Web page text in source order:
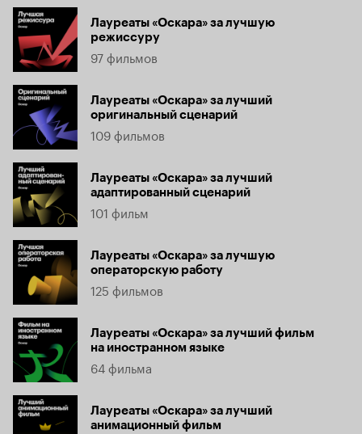
Лауреаты «Оскара» за лучшую
режиссуру
97 фильмов
Лауреаты «Оскара» за лучший
оригинальный сценарий
109 фильмов
Лауреаты «Оскара» за лучший
адаптированный сценарий
101 фильм
Лауреаты «Оскара» за лучшую
операторскую работу
125 фильмов
Лауреаты «Оскара» за лучший фильм
на иностранном языке
64 фильма
Лауреаты «Оскара» за лучший
анимационный фильм